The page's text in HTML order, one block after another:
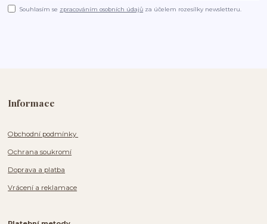
Souhlasím se zpracováním osobních údajů za účelem rozesílky newsletteru.
Informace
Obchodní podmínky
Ochrana soukromí
Doprava a platba
Vrácení a reklamace